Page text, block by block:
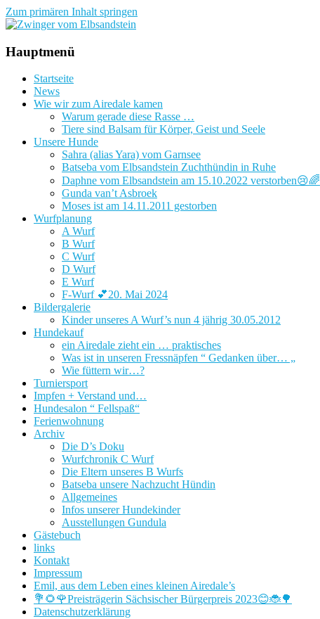
Zum primären Inhalt springen
Zwinger vom Elbsandstein
Hauptmenü
Startseite
News
Wie wir zum Airedale kamen
Warum gerade diese Rasse …
Tiere sind Balsam für Körper, Geist und Seele
Unsere Hunde
Sahra (alias Yara) vom Garnsee
Batseba vom Elbsandstein Zuchthündin in Ruhe
Daphne vom Elbsandstein am 15.10.2022 verstorben😢🌈
Gunda van’t Asbroek
Moses ist am 14.11.2011 gestorben
Wurfplanung
A Wurf
B Wurf
C Wurf
D Wurf
E Wurf
F-Wurf 💕20. Mai 2024
Bildergalerie
Kinder unseres A Wurf’s nun 4 jährig 30.05.2012
Hundekauf
ein Airedale zieht ein … praktisches
Was ist in unseren Fressnäpfen “ Gedanken über… „
Wie füttern wir…?
Turniersport
Impfen + Verstand und…
Hundesalon “ Fellspaß“
Ferienwohnung
Archiv
Die D’s Doku
Wurfchronik C Wurf
Die Eltern unseres B Wurfs
Batseba unsere Nachzucht Hündin
Allgemeines
Infos unserer Hundekinder
Ausstellungen Gundula
Gästebuch
links
Kontakt
Impressum
Emil, aus dem Leben eines kleinen Airedale’s
💐🌻🌹Preisträgerin Sächsischer Bürgerpreis 2023😊🐞🌳
Datenschutzerklärung